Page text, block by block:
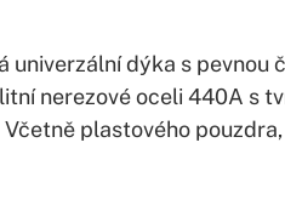
univerzální dýka s
nerezové oceli 440A
plastového